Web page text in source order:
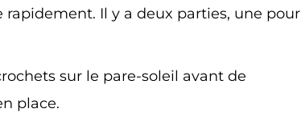
rapidement. Il y a deux parties, une pour
sur le pare-soleil avant de
place.